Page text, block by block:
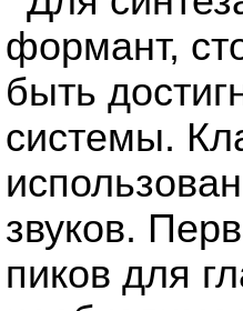
формант,
быть
системы.
звуков.
пиков для